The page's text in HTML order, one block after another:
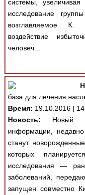
системы,
исследование
возглавляемое К.
воздействие
человеч...
база для лечения
Время: 19.10.2016 |
Новость: Новый
информации,
станут
которых
исследования —
заболеваний,
запущен совместно